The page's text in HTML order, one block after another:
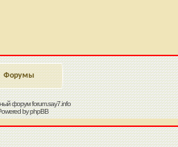
Форумы
форумforum.say7.info
byphpBB